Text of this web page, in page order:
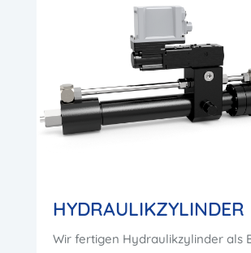
HYDRAULIKZYLINDER
Wir fertigen Hydraulikzylinder als